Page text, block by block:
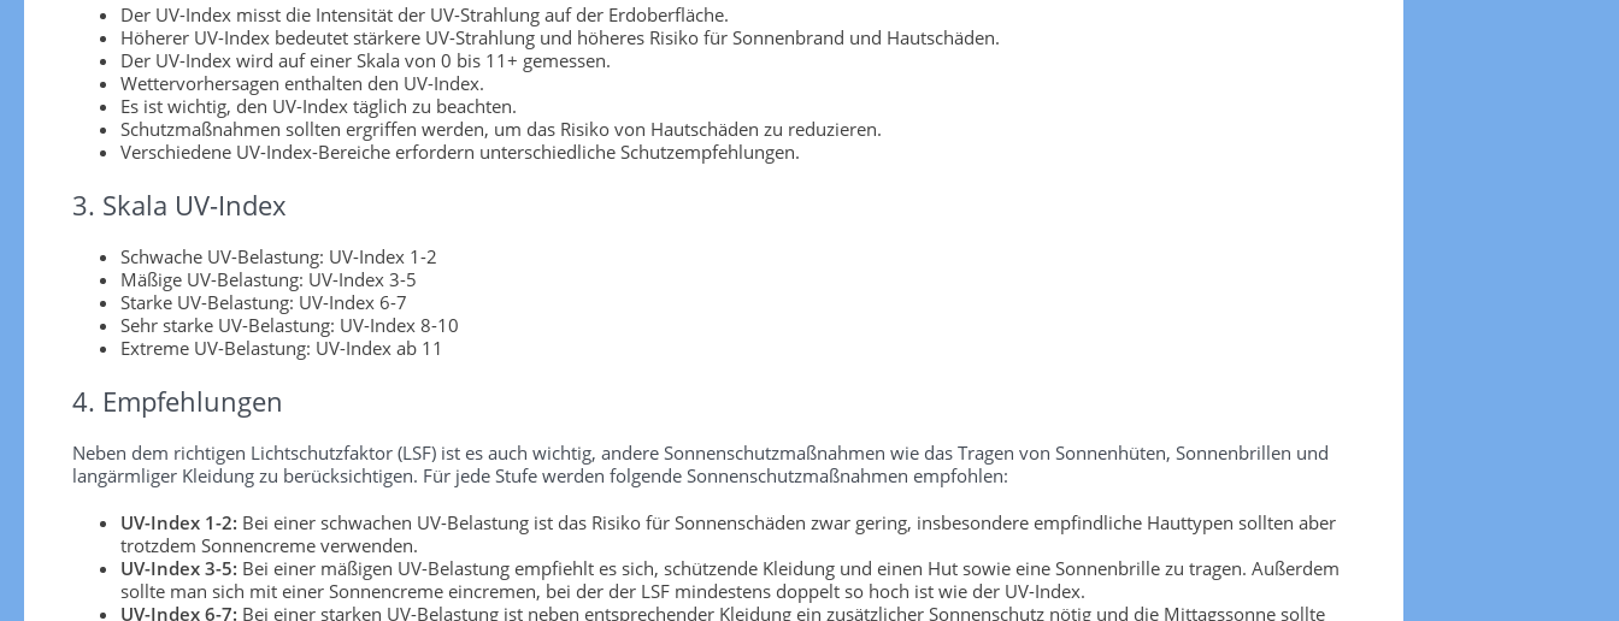
Der UV-Index misst die Intensität der UV-Strahlung auf der Erdoberfläche.
Höherer UV-Index bedeutet stärkere UV-Strahlung und höheres Risiko für Sonnenbrand und Hautschäden.
Der UV-Index wird auf einer Skala von 0 bis 11+ gemessen.
Wettervorhersagen enthalten den UV-Index.
Es ist wichtig, den UV-Index täglich zu beachten.
Schutzmaßnahmen sollten ergriffen werden, um das Risiko von Hautschäden zu reduzieren.
Verschiedene UV-Index-Bereiche erfordern unterschiedliche Schutzempfehlungen.
3. Skala UV-Index
Schwache UV-Belastung: UV-Index 1-2
Mäßige UV-Belastung: UV-Index 3-5
Starke UV-Belastung: UV-Index 6-7
Sehr starke UV-Belastung: UV-Index 8-10
Extreme UV-Belastung: UV-Index ab 11
4. Empfehlungen
Neben dem richtigen Lichtschutzfaktor (LSF) ist es auch wichtig, andere Sonnenschutzmaßnahmen wie das Tragen von Sonnenhüten, Sonnenbrillen und
langärmliger Kleidung zu berücksichtigen. Für jede Stufe werden folgende Sonnenschutzmaßnahmen empfohlen:
UV-Index 1-2: Bei einer schwachen UV-Belastung ist das Risiko für Sonnenschäden zwar gering, insbesondere empfindliche Hauttypen sollten aber
trotzdem Sonnencreme verwenden.
UV-Index 3-5: Bei einer mäßigen UV-Belastung empfiehlt es sich, schützende Kleidung und einen Hut sowie eine Sonnenbrille zu tragen. Außerdem
sollte man sich mit einer Sonnencreme eincremen, bei der der LSF mindestens doppelt so hoch ist wie der UV-Index.
UV-Index 6-7: Bei einer starken UV-Belastung ist neben entsprechender Kleidung ein zusätzlicher Sonnenschutz nötig und die Mittagssonne sollte